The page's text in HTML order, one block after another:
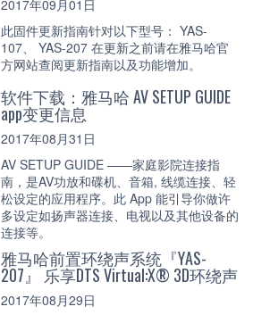
2017年09月01日
此固件更新指南针对以下型号： YAS-
107、 YAS-207 在更新之前请在雅马哈官
方网站查阅更新指南以及功能增加。
软件下载：雅马哈 AV SETUP GUIDE
app变更信息
2017年08月31日
AV SETUP GUIDE ——家庭影院连接指
南，是AV功放和碟机、音箱, 线缆连接、轻
松设定的应用程序。此 App 能引导你做许
多设定如扬声器连接、电视以及其他设备的
连接等。
雅马哈前置环绕声系统『YAS-
207』 乐享DTS Virtual:X® 3D环绕声
2017年08月29日